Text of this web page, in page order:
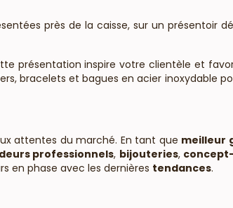
près de la caisse, sur un présentoir
présentation inspire votre clientèle et
bracelets et bagues en acier inoxydable
attentes du marché. En tant que meilleur
professionnels, bijouteries,
en phase avec les dernières tendances.